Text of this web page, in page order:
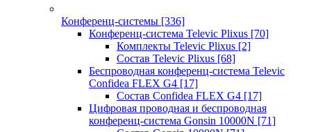
Конференц-системы [336]
Конференц-система Televic Plixus [70]
Комплекты Televic Plixus [2]
Состав Televic Plixus [68]
Беспроводная конференц-система Televic
Confidea FLEX G4 [17]
Состав Confidea FLEX G4 [17]
Цифровая проводная и беспроводная
конференц-система Gonsin 10000N [71]